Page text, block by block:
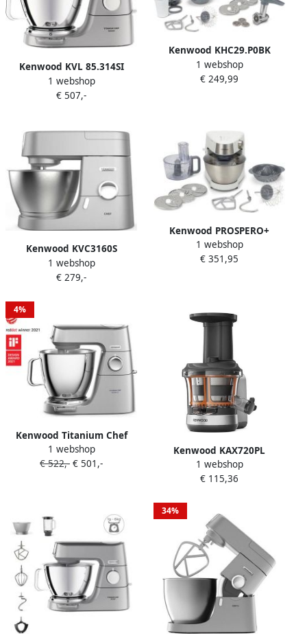
Kenwood KVL 85.314SI
Titanium Chef Baker
Keukenmachine
1 webshop
€ 507,-
Kenwood KHC29.P0BK
Prospero Food Processor
Robot + 4 accessoires Zwart
1 webshop
€ 249,99
Kenwood KVC3160S
Keukenmachine CHEF
1000w 4 6ltr + Blender
1 webshop
€ 279,-
Kenwood PROSPERO+
keukenmachine 1000 W 4 3
l Roestvrijstaal Wit
1 webshop
€ 351,95
4%
Kenwood Titanium Chef
Baker XL KVL85.004SI
OP=OP | Keukenrobots |
1 webshop
€ 522,- € 501,-
Kenwood KAX720PL
SlowJuicer Elektrische
Sapcentrifuge voor
Capaciteit Anti-Drupfunctie
Zilvergrijs
1 webshop
€ 115,36
34%